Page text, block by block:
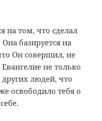
на том, что сделал
базируется на
Он совершил, не
не только
людей, что
освободило тебя о